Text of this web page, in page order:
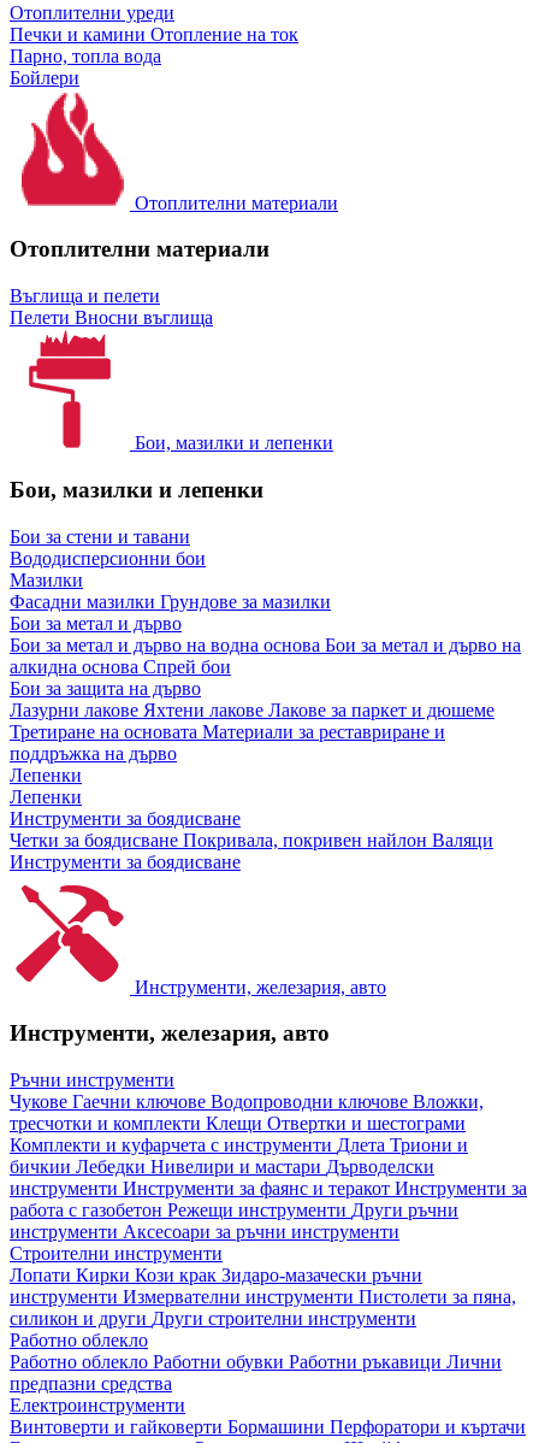
Отоплителни уреди
Печки и камини Отопление на ток
Парно, топла вода
Бойлери
Отоплителни материали
Отоплителни материали
Въглища и пелети
Пелети Вносни въглища
Бои, мазилки и лепенки
Бои, мазилки и лепенки
Бои за стени и тавани
Вододисперсионни бои
Мазилки
Фасадни мазилки Грундове за мазилки
Бои за метал и дърво
Бои за метал и дърво на водна основа Бои за метал и дърво на
алкидна основа Спрей бои
Бои за защита на дърво
Лазурни лакове Яхтени лакове Лакове за паркет и дюшеме
Третиране на основата Материали за реставриране и
поддръжка на дърво
Лепенки
Лепенки
Инструменти за боядисване
Четки за боядисване Покривала, покривен найлон Валяци
Инструменти за боядисване
Инструменти, железария, авто
Инструменти, железария, авто
Ръчни инструменти
Чукове Гаечни ключове Водопроводни ключове Вложки,
тресчотки и комплекти Клещи Отвертки и шестограми
Комплекти и куфарчета с инструменти Длета Триони и
бичкии Лебедки Нивелири и мастари Дърводелски
инструменти Инструменти за фаянс и теракот Инструменти за
работа с газобетон Режещи инструменти Други ръчни
инструменти Аксесоари за ръчни инструменти
Строителни инструменти
Лопати Кирки Кози крак Зидаро-мазачески ръчни
инструменти Измервателни инструменти Пистолети за пяна,
силикон и други Други строителни инструменти
Работно облекло
Работно облекло Работни обувки Работни ръкавици Лични
предпазни средства
Електроинструменти
Винтоверти и гайковерти Бормашини Перфоратори и къртачи